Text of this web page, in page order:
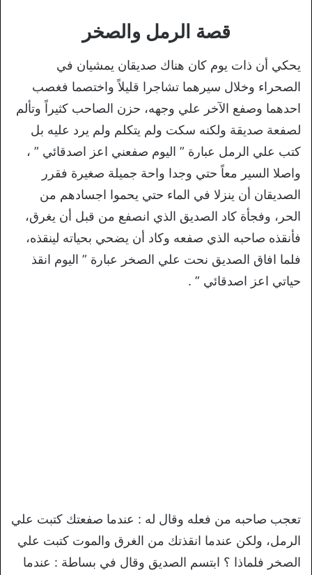
قصة الرمل والصخر
يحكي أن ذات يوم كان هناك صديقان يمشيان في
الصحراء وخلال سيرهما تشاجرا قليلاً واختصما فغصب
احدهما وصفع الآخر علي وجهه، حزن الصاحب كثيراً وتألم
لصفعة صديقة ولكنه سكت ولم يتكلم ولم يرد عليه بل
كتب علي الرمل عبارة ” اليوم صفعني اعز اصدقائي ” ،
واصلا السير معاً حتي وجدا واحة جميلة صغيرة فقرر
الصديقان أن ينزلا في الماء حتي يحموا اجسادهم من
الحر، وفجأة كاد الصديق الذي انصفع من قبل أن يغرق،
فأنقذه صاحبه الذي صفعه وكاد أن يضحي بحياته لينقذه،
فلما افاق الصديق نحت علي الصخر عبارة ” اليوم انقذ
حياتي اعز اصدقائي ” .
تعجب صاحبه من فعله وقال له : عندما صفعتك كتبت علي
الرمل، ولكن عندما انقذتك من الغرق والموت كتبت علي
الصخر فلماذا ؟ ابتسم الصديق وقال في بساطة : عندما